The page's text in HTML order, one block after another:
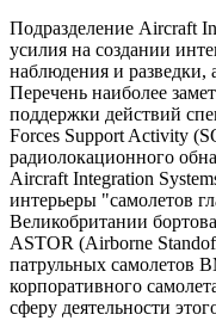
Подразделение Aircraft
усилия на создании
наблюдения и разведки,
Перечень наиболее
поддержки действий
Forces Support Activity
радиолокационного
Aircraft Integration
интерьеры "самолетов
Великобритании
ASTOR (Airborne
патрульных
корпоративного
сферу деятельности